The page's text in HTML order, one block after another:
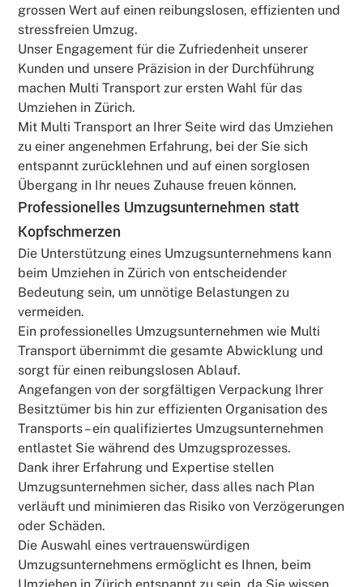
grossen Wert auf einen reibungslosen, effizienten und
stressfreien Umzug.
Unser Engagement für die Zufriedenheit unserer
Kunden und unsere Präzision in der Durchführung
machen Multi Transport zur ersten Wahl für das
Umziehen in Zürich.
Mit Multi Transport an Ihrer Seite wird das Umziehen
zu einer angenehmen Erfahrung, bei der Sie sich
entspannt zurücklehnen und auf einen sorglosen
Übergang in Ihr neues Zuhause freuen können.
Professionelles Umzugsunternehmen statt
Kopfschmerzen
Die Unterstützung eines Umzugsunternehmens kann
beim Umziehen in Zürich von entscheidender
Bedeutung sein, um unnötige Belastungen zu
vermeiden.
Ein professionelles Umzugsunternehmen wie Multi
Transport übernimmt die gesamte Abwicklung und
sorgt für einen reibungslosen Ablauf.
Angefangen von der sorgfältigen Verpackung Ihrer
Besitztümer bis hin zur effizienten Organisation des
Transports – ein qualifiziertes Umzugsunternehmen
entlastet Sie während des Umzugsprozesses.
Dank ihrer Erfahrung und Expertise stellen
Umzugsunternehmen sicher, dass alles nach Plan
verläuft und minimieren das Risiko von Verzögerungen
oder Schäden.
Die Auswahl eines vertrauenswürdigen
Umzugsunternehmens ermöglicht es Ihnen, beim